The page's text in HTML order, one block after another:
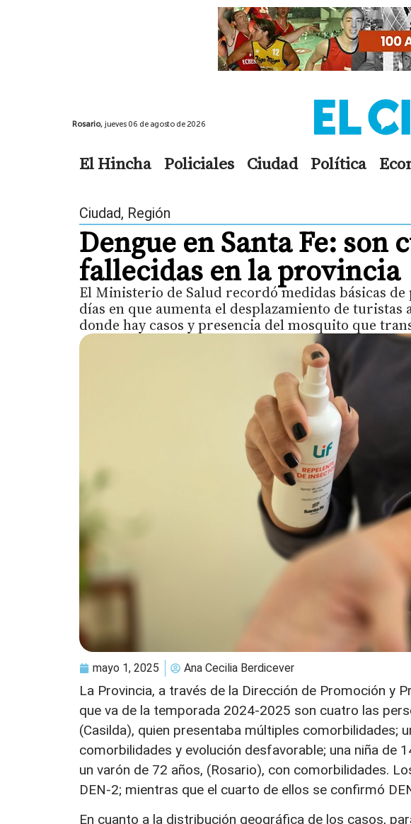
Rosario, jueves 06 de agosto de 2026
El Hincha Policiales Ciudad Política
Ciudad, Región
Dengue en Santa Fe: son
fallecidas en la provincia
El Ministerio de Salud recordó medidas básicas
días en que aumenta el desplazamiento de turistas
donde hay casos y presencia del mosquito que
mayo 1, 2025 Ana Cecilia Berdicever
La Provincia, a través de la Dirección de Promoción y
que va de la temporada 2024-2025 son cuatro las
(Casilda), quien presentaba múltiples comorbilidades;
comorbilidades y evolución desfavorable; una niña de
un varón de 72 años, (Rosario), con comorbilidades.
DEN-2; mientras que el cuarto de ellos se confirmó
En cuanto a la distribución geográfica de los casos,